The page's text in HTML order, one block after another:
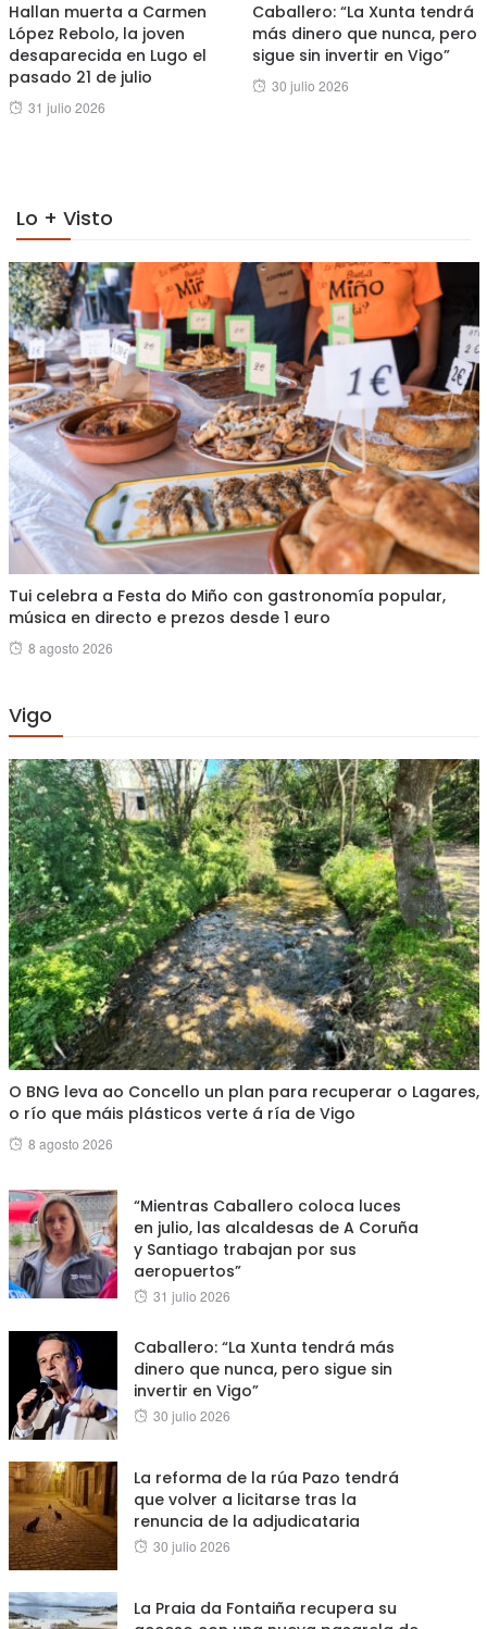
Hallan muerta a Carmen
López Rebolo, la joven
desaparecida en Lugo el
pasado 21 de julio
Posted
31 julio 2026
Caballero: “La Xunta tendrá
más dinero que nunca, pero
sigue sin invertir en Vigo”
Posted
30 julio 2026
Lo + Visto
Tui celebra a Festa do Miño con gastronomía popular,
música en directo e prezos desde 1 euro
Posted
8 agosto 2026
Vigo
O BNG leva ao Concello un plan para recuperar o Lagares,
o río que máis plásticos verte á ría de Vigo
Posted
8 agosto 2026
“Mientras Caballero coloca luces
en julio, las alcaldesas de A Coruña
y Santiago trabajan por sus
aeropuertos”
Posted
31 julio 2026
Caballero: “La Xunta tendrá más
dinero que nunca, pero sigue sin
invertir en Vigo”
Posted
30 julio 2026
La reforma de la rúa Pazo tendrá
que volver a licitarse tras la
renuncia de la adjudicataria
Posted
30 julio 2026
La Praia da Fontaiña recupera su